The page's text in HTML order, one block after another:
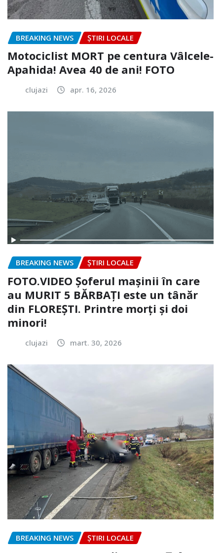
BREAKING NEWS ȘTIRI LOCALE
Motociclist MORT pe centura Vâlcele-
Apahida! Avea 40 de ani! FOTO
clujazi apr. 16, 2026
BREAKING NEWS ȘTIRI LOCALE
FOTO.VIDEO Șoferul mașinii în care
au MURIT 5 BĂRBAȚI este un tânăr
din FLOREȘTI. Printre morți și doi
minori!
clujazi mart. 30, 2026
BREAKING NEWS ȘTIRI LOCALE